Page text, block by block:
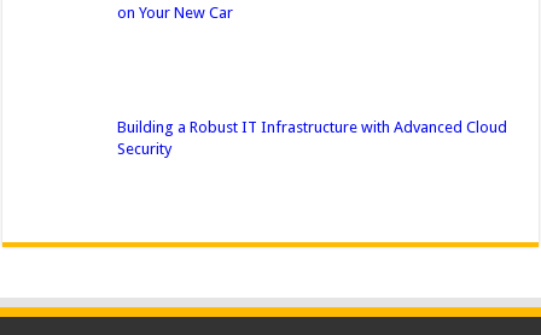
on Your New Car
Building a Robust IT Infrastructure with Advanced Cloud
Security